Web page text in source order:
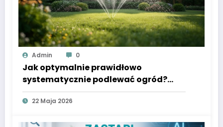
Admin 0
Jak optymalnie prawidłowo
systematycznie podlewać ogród?
Przystępny praktyczne wskazówki dla
właścicieli ogrodów
22 Maja 2026